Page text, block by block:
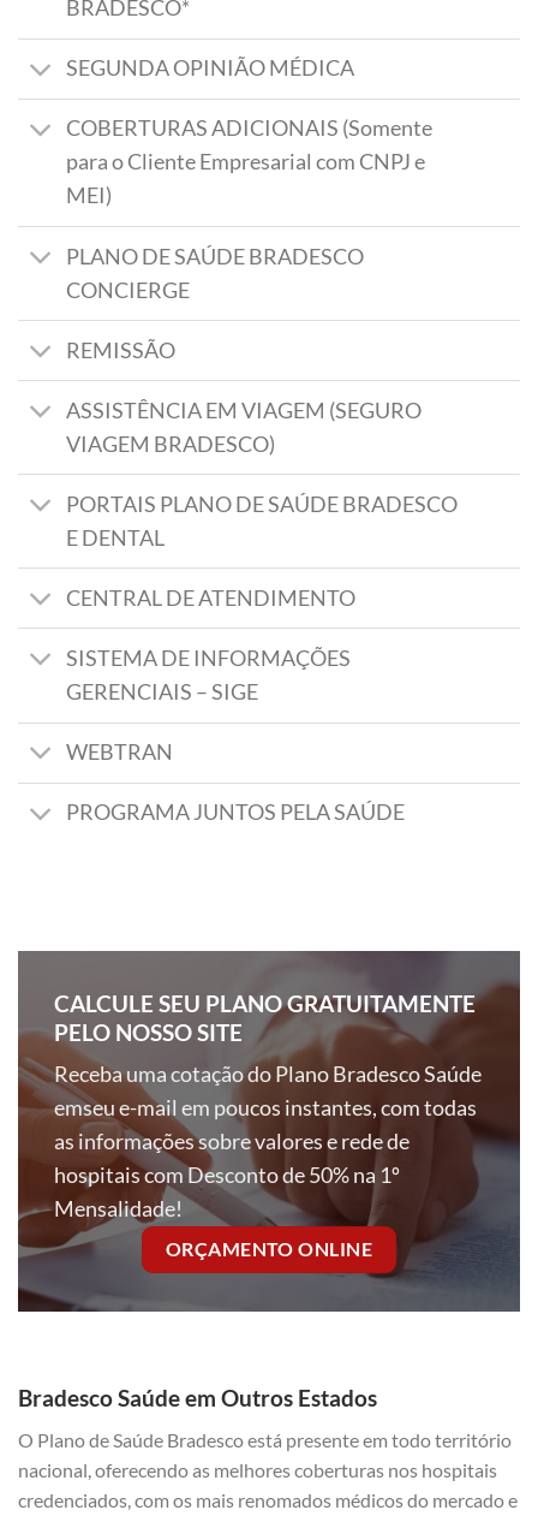
BRADESCO*
SEGUNDA OPINIÃO MÉDICA
COBERTURAS ADICIONAIS (Somente
para o Cliente Empresarial com CNPJ e
MEI)
PLANO DE SAÚDE BRADESCO
CONCIERGE
REMISSÃO
ASSISTÊNCIA EM VIAGEM (SEGURO
VIAGEM BRADESCO)
PORTAIS PLANO DE SAÚDE BRADESCO
E DENTAL
CENTRAL DE ATENDIMENTO
SISTEMA DE INFORMAÇÕES
GERENCIAIS – SIGE
WEBTRAN
PROGRAMA JUNTOS PELA SAÚDE
CALCULE SEU PLANO GRATUITAMENTE
PELO NOSSO SITE
Receba uma cotação do Plano Bradesco Saúde
emseu e-mail em poucos instantes, com todas
as informações sobre valores e rede de
hospitais com Desconto de 50% na 1º
Mensalidade!
ORÇAMENTO ONLINE
Bradesco Saúde em Outros Estados
O Plano de Saúde Bradesco está presente em todo território
nacional, oferecendo as melhores coberturas nos hospitais
credenciados, com os mais renomados médicos do mercado e